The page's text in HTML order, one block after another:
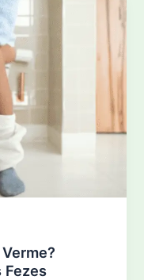
Fezes